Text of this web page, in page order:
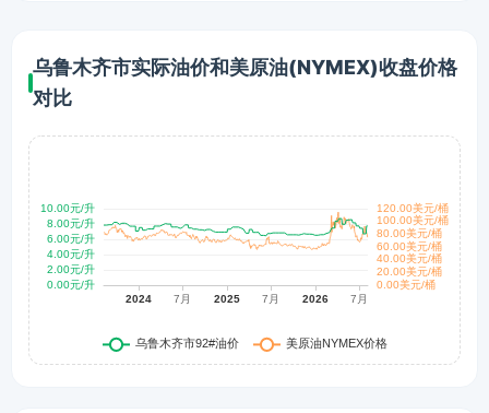
乌鲁木齐市实际油价和美原油(NYMEX)收盘价格
对比